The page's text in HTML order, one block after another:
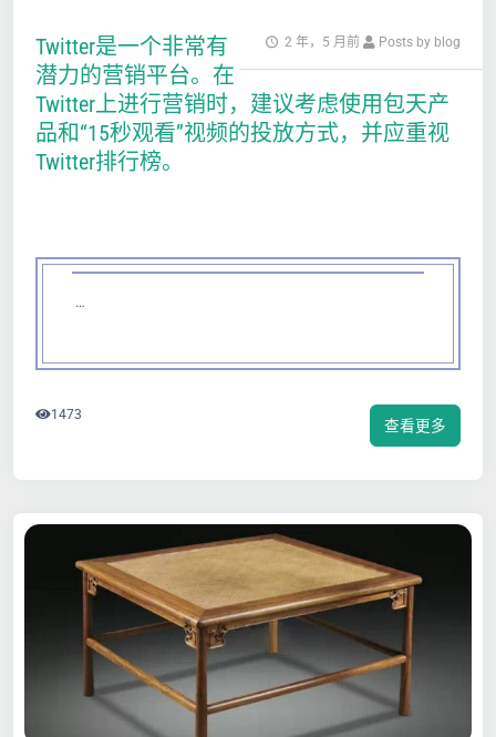
2 年，5 月前 Posts by blog
Twitter是一个非常有
潜力的营销平台。在
Twitter上进行营销时，建议考虑使用包天产
品和“15秒观看”视频的投放方式，并应重视
Twitter排行榜。
…
查看更多
1473